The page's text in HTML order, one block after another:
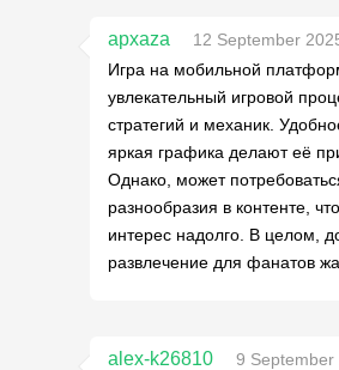
apxaza
12 September
Игра на мобильной
увлекательный игровой
стратегий и механик.
яркая графика делают её
Однако, может
разнообразия в контенте,
интерес надолго. В целом,
развлечение для фанатов
alex-k26810
9 September